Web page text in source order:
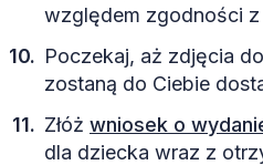
względem zgodności
Poczekaj, aż zdjęcia
zostaną do Ciebie
Złóż wniosek o
dla dziecka wraz z